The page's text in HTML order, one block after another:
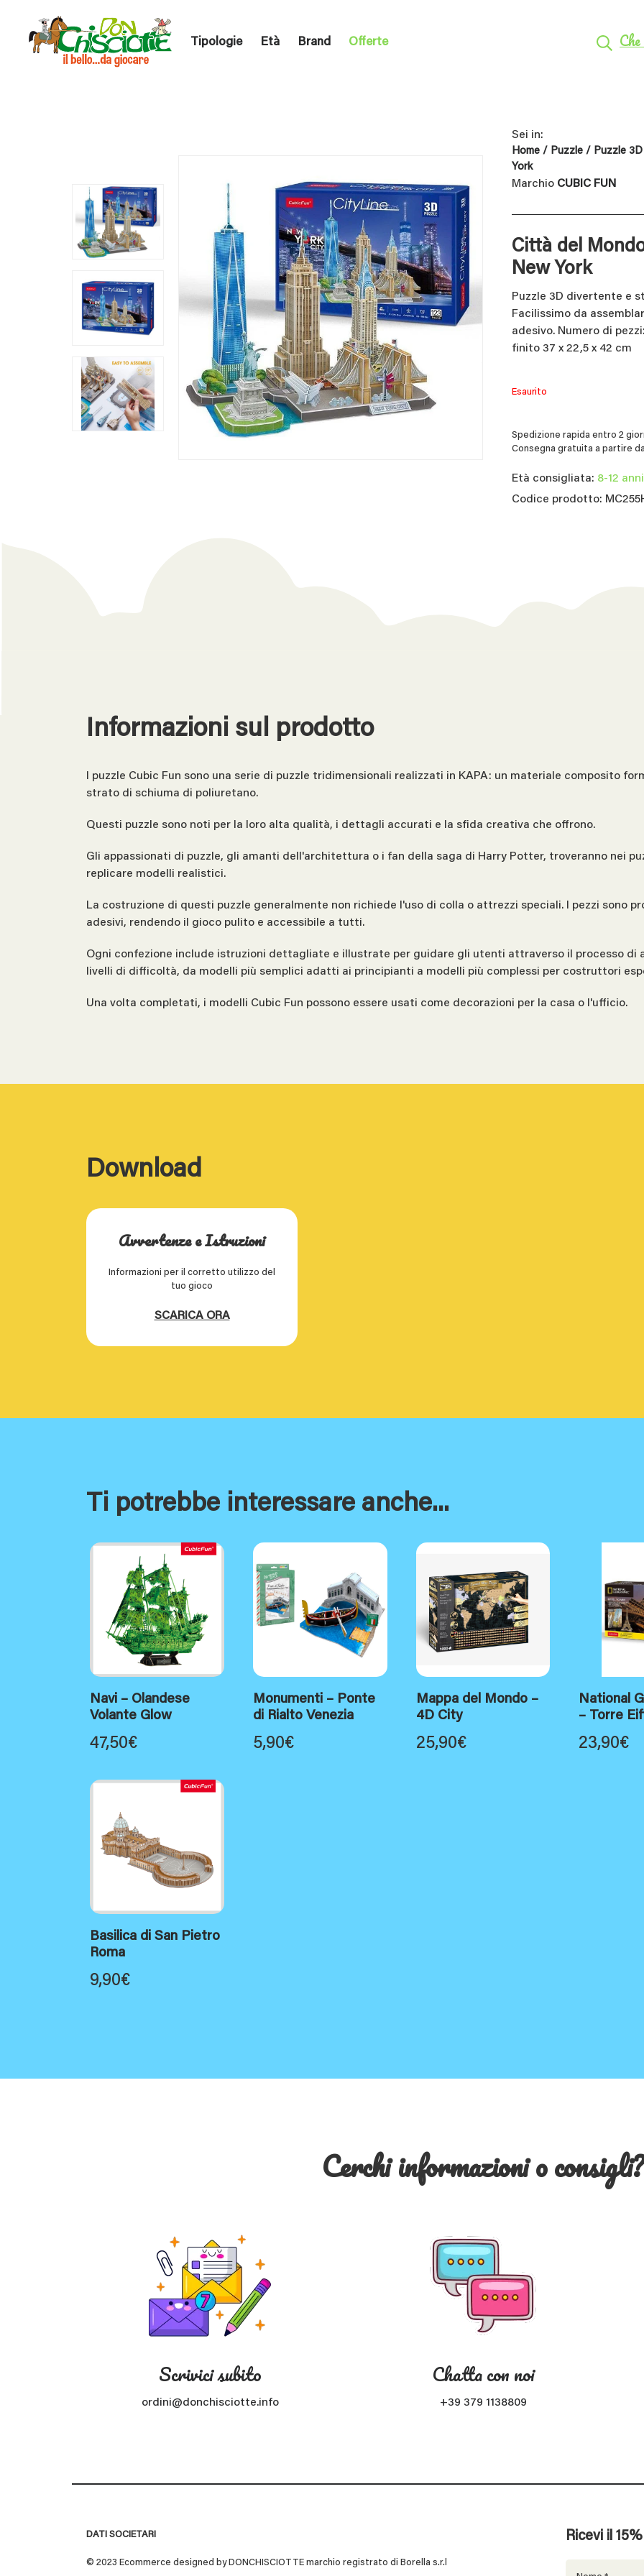
Tipologie Età Brand Offerte
Sei in:
Home / Puzzle / Puzzle 3D
York
Marchio CUBIC FUN
Città del
New York
Puzzle 3D divertente e
Facilissimo da
adesivo. Numero di
finito 37 x 22,5 x 42 cm
Esaurito
Spedizione rapida entro 2
Consegna gratuita a partire
Età consigliata: 8-12 anni
Codice prodotto:
Informazioni sul prodotto
I puzzle Cubic Fun sono una serie di puzzle tridimensionali realizzati in KAPA: un materiale composito
strato di schiuma di poliuretano.
Questi puzzle sono noti per la loro alta qualità, i dettagli accurati e la sfida creativa che offrono.
Gli appassionati di puzzle, gli amanti dell'architettura o i fan della saga di Harry Potter, troveranno nei
replicare modelli realistici.
La costruzione di questi puzzle generalmente non richiede l'uso di colla o attrezzi speciali. I pezzi sono
adesivi, rendendo il gioco pulito e accessibile a tutti.
Ogni confezione include istruzioni dettagliate e illustrate per guidare gli utenti attraverso il processo di
livelli di difficoltà, da modelli più semplici adatti ai principianti a modelli più complessi per costruttori
Una volta completati, i modelli Cubic Fun possono essere usati come decorazioni per la casa o l'ufficio.
Download
Avvertenze e Istruzioni
Informazioni per il corretto utilizzo del
tuo gioco
SCARICA ORA
Ti potrebbe interessare anche...
Navi – Olandese
Volante Glow
47,50€
Monumenti – Ponte
di Rialto Venezia
5,90€
Mappa del Mondo –
4D City
25,90€
National
– Torre
23,90€
Basilica di San Pietro
Roma
9,90€
Cerchi informazioni o consigli?
Scrivici subito
ordini@donchisciotte.info
Chatta con noi
+39 379 1138809
DATI SOCIETARI
© 2023 Ecommerce designed by DONCHISCIOTTE marchio registrato di Borella s.r.l
Ricevi il